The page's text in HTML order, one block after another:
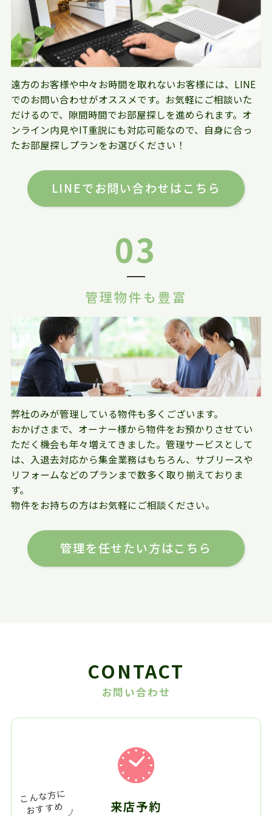
遠方のお客様や中々お時間を取れないお客様には、LINE
でのお問い合わせがオススメです。お気軽にご相談いた
だけるので、隙間時間でお部屋探しを進められます。オ
ンライン内見やIT重説にも対応可能なので、自身に合っ
たお部屋探しプランをお選びください！
LINEでお問い合わせはこちら
03
管理物件も豊富
弊社のみが管理している物件も多くございます。
おかげさまで、オーナー様から物件をお預かりさせてい
ただく機会も年々増えてきました。管理サービスとして
は、入退去対応から集金業務はもちろん、サブリースや
リフォームなどのプランまで数多く取り揃えておりま
す。
物件をお持ちの方はお気軽にご相談ください。
管理を任せたい方はこちら
CONTACT
お問い合わせ
来店予約